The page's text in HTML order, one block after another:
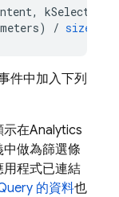
,
) / sizeof
件中加入下列
示在Analytics
中做為篩選條
程式已連結
的資料也